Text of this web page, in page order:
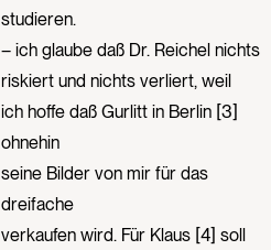
studieren.
– ich glaube daß Dr. Reichel nichts
riskiert und nichts verliert, weil
ich hoffe daß Gurlitt in Berlin [3]
ohnehin
seine Bilder von mir für das
dreifache
verkaufen wird. Für Klaus [4] soll